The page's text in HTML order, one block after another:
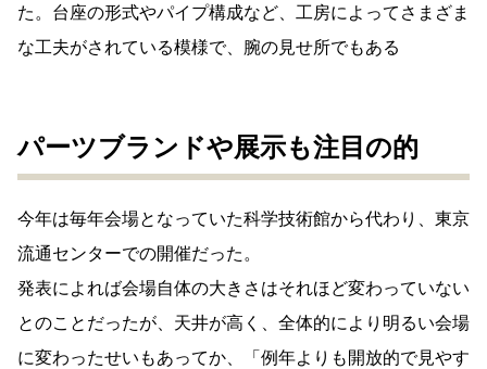
た。台座の形式やパイプ構成など、工房によってさまざま
な工夫がされている模様で、腕の見せ所でもある
パーツブランドや展示も注目の的
今年は毎年会場となっていた科学技術館から代わり、東京
流通センターでの開催だった。
発表によれば会場自体の大きさはそれほど変わっていない
とのことだったが、天井が高く、全体的により明るい会場
に変わったせいもあってか、「例年よりも開放的で見やす